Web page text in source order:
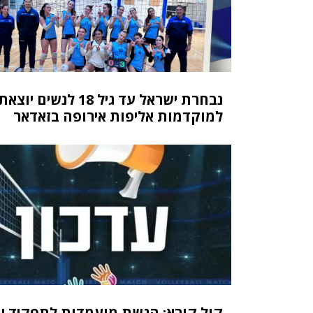
נבחרת ישראל עד גיל 18 לנשים
למוקדמות אליפות אירופה בזאדאר